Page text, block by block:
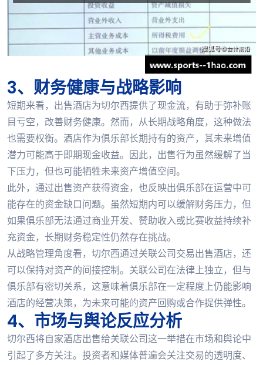
3、财务健康与战略影响
短期来看，出售酒店为切尔西提供了现金流，有助于弥补账
目亏空，改善财务健康。然而，从长期战略角度，这种做法
也需要权衡。酒店作为俱乐部长期持有的资产，其未来增值
潜力可能高于即期现金收益。因此，出售行为虽然缓解了当
下压力，但也可能牺牲未来资产增值空间。
此外，通过出售资产获得资金，也反映出俱乐部在运营中可
能存在的资金缺口问题。虽然短期内可以缓解财务压力，但
如果俱乐部无法通过商业开发、赞助收入或比赛收益持续补
充资金，长期财务稳定性仍然存在挑战。
从战略管理角度看，切尔西通过关联公司交易出售酒店，还
可以保持对资产的间接控制。关联公司在法律上独立，但与
俱乐部有密切关系，这意味着俱乐部在一定程度上仍能影响
酒店的经营决策，为未来可能的资产回购或合作提供弹性。
4、市场与舆论反应分析
切尔西将自家酒店出售给关联公司这一举措在市场和舆论中
引起了多方关注。投资者和媒体普遍会关注交易的透明度、